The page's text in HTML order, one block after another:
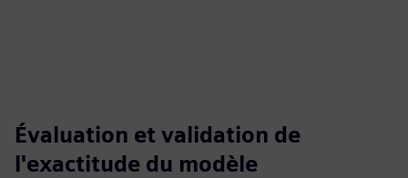
Évaluation et validation de
l'exactitude du modèle